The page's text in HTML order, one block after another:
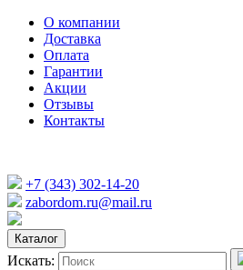
О компании
Доставка
Оплата
Гарантии
Акции
Отзывы
Контакты
+7 (343) 302-14-20
zabordom.ru@mail.ru
Каталог
Искать: